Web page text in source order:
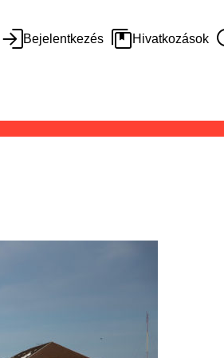
Bejelentkezés Hivatkozások